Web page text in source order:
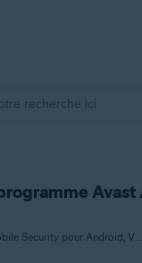
S’applique à Avast Mobile Security pour Android, VPN Avast SecureLine pour Android, Avast Cleanup pour Android, Avast Passwords pour Android